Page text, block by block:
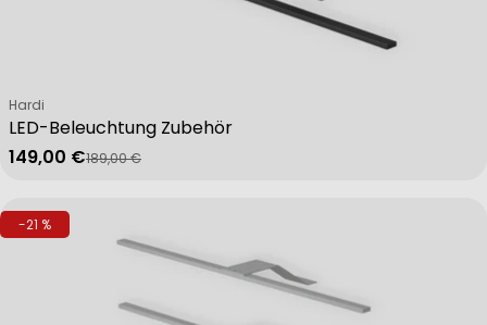
LED-Beleuchtung Zubehör
Verkäufer:
Hardi
Verkaufspreis
149,00 €
Regulärer Preis
189,00 €
-21 %